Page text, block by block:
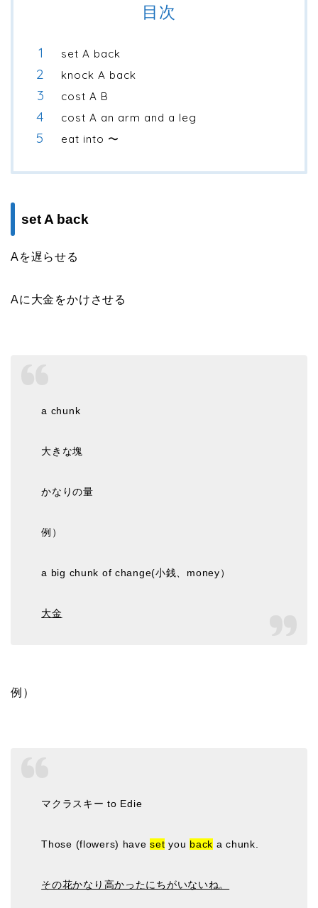
目次
set A back
knock A back
cost A B
cost A an arm and a leg
eat into 〜
set A back
Aを遅らせる
Aに大金をかけさせる
a chunk
大きな塊
かなりの量
例）
a big chunk of change(小銭、money）
大金
例）
マクラスキー to Edie
Those (flowers) haveset you back a chunk.
その花かなり高かったにちがいないね。